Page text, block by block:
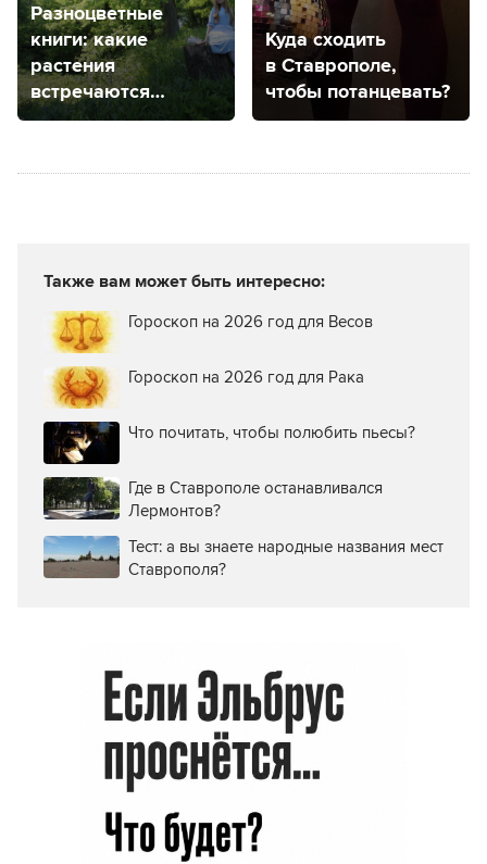
Разноцветные
книги: какие
растения
встречаются
в Ставропольском
Куда сходить
в Ставрополе,
чтобы потанцевать?
Также вам может быть интересно:
Гороскоп на 2026 год для Весов
Гороскоп на 2026 год для Рака
Что почитать, чтобы полюбить пьесы?
Где в Ставрополе останавливался
Лермонтов?
Тест: а вы знаете народные названия мест
Ставрополя?